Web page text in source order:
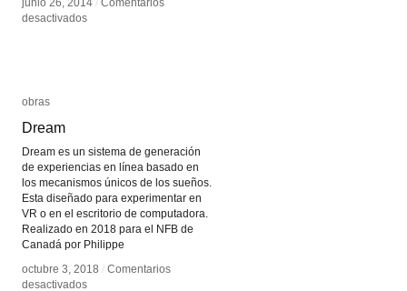
junio 26, 2014
Comentarios
desactivadosen
junio 26, 2014
Comentarios
desactivadosen
obras
Dream
Dream es un sistema de generación
de experiencias en línea basado en
los mecanismos únicos de los sueños.
Esta diseñado para experimentar en
VR o en el escritorio de computadora.
Realizado en 2018 para el NFB de
Canadá por Philippe
octubre 3, 2018 / Comentarios
desactivadosen
obras
Dream
octubre 3, 2018 / Comentarios
desactivadosen